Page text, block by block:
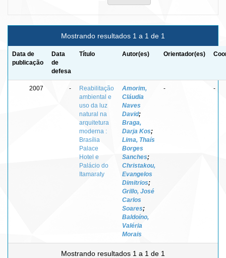
Mostrando resultados 1 a 1 de 1
Data de
publicação
Data
de
defesa
Título Autor(es) Orientador(es)
2007 -
Reabilitação
ambiental e
uso da luz
natural na
arquitetura
moderna :
Brasília
Palace
Hotel e
Palácio do
Itamaraty
Amorim,
Cláudia
Naves
David;
Braga,
Darja Kos;
Lima, Thaís
Borges
Sanches;
Christakou,
Evangelos
Dimitrios;
Grillo, José
Carlos
Soares;
Baldoíno,
Valéria
Morais
- -
Mostrando resultados 1 a 1 de 1